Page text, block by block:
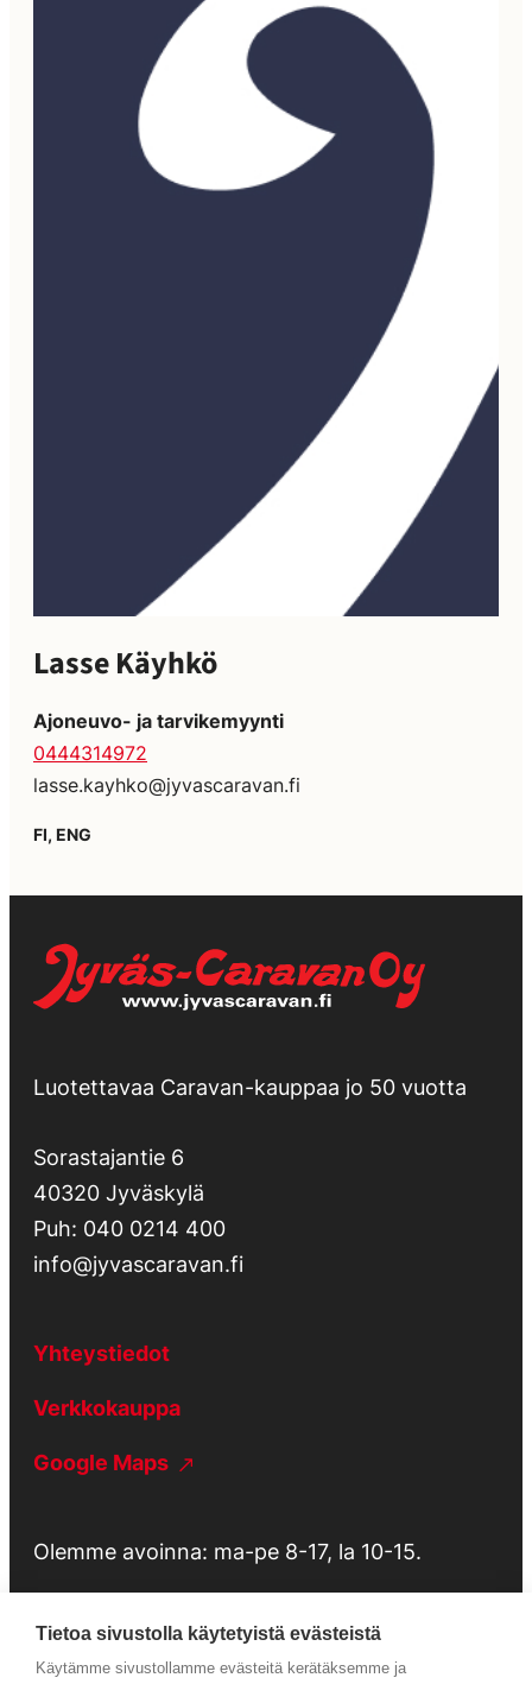
Lasse Käyhkö
Ajoneuvo- ja tarvikemyynti
0444314972
lasse.kayhko@jyvascaravan.fi
FI, ENG
Luotettavaa Caravan-kauppaa jo 50 vuotta
Sorastajantie 6
40320 Jyväskylä
Puh: 040 0214 400
info@jyvascaravan.fi
Yhteystiedot
Verkkokauppa
Google Maps
Olemme avoinna: ma-pe 8-17, la 10-15.
Tietosuojaseloste
Tietoa sivustolla käytetyistä evästeistä
Käytämme sivustollamme evästeitä kerätäksemme ja